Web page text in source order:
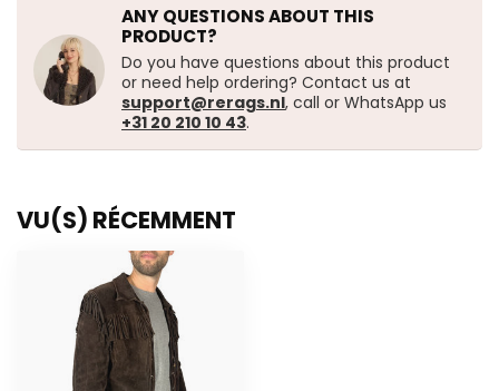
ANY QUESTIONS ABOUT THIS
PRODUCT?
Do you have questions about this product
or need help ordering? Contact us at
support@rerags.nl, call or WhatsApp us
+31 20 210 10 43.
VU(S) RÉCEMMENT